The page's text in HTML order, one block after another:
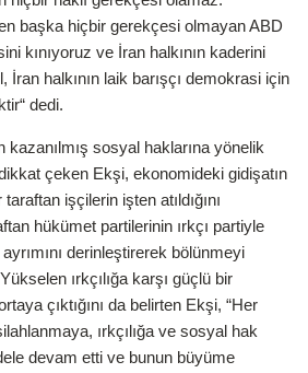
başka hiçbir gerekçesi olmayan ABD
kınıyoruz ve İran halkının kaderini
halkının laik barışçı demokrasi için
dedi.
kazanılmış sosyal haklarına yönelik
dikkat çeken Ekşi, ekonomideki gidişatın
işçilerin işten atıldığını
hükümet partilerinin ırkçı partiyle
derinleştirerek bölünmeyi
ırkçılığa karşı güçlü bir
çıktığını da belirten Ekşi, “Her
ırkçılığa ve sosyal hak
devam etti ve bunun büyüme